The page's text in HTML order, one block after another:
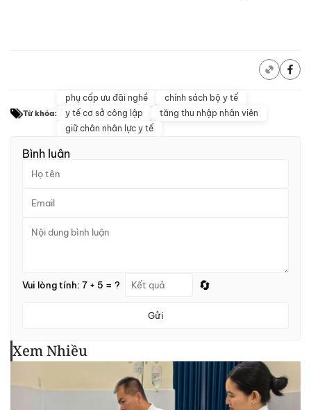
Từ khóa:
phụ cấp ưu đãi nghề
chính sách bộ y tế
y tế cơ sở công lập
tăng thu nhập nhân viên
giữ chân nhân lực y tế
Bình luận
Vui lòng tính: 7 + 5 = ? 🔄
Gửi
Xem Nhiều